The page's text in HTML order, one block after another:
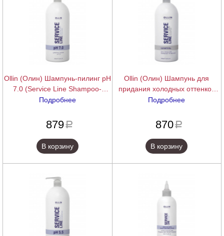
Ollin (Олин) Шампунь-пилинг рН
7.0 (Service Line Shampoo-
peeling pH 7.0), 1000 мл.
Подробнее
879a
В корзину
Ollin (Олин) Шампунь для
придания холодных оттенков
(Service Line), 1000 мл.
Подробнее
870a
В корзину